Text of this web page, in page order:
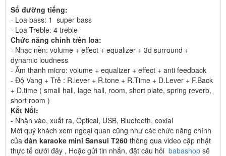
Số đường tiếng:
- Loa bass: 1 super bass
- Loa Treble: 4 treble
Chức năng chỉnh trên loa:
- Nhạc nền: volume + effect + equalizer + 3d surround +
dynamic loudness
- Âm thanh micro: volume + equalizer + effect + anti feedback
- Độ Vang + Trễ : R.lever + R.tone + R.Time + D.Lever + F.Back
+ D.time ( small hall, lage hall, room, short plate, spring reverb,
short room )
Kết Nối:
- Nhận vào, xuất ra, Optical, USB, Bluetooth, coxial
Mời quý khách xem ngoại quan cũng như các chức năng chính
của dàn karaoke mini Sansui T260 thông qua video cập nhật
thực tế dưới đây , Hoặc gửi tin nhắn, đặt câu hỏi babashop sẽ